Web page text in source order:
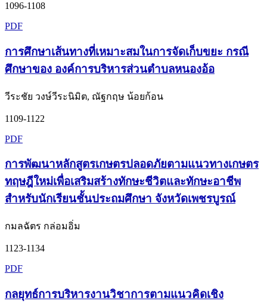
1096-1108
PDF
การศึกษาเส้นทางที่เหมาะสมในการจัดเก็บขยะ กรณี
ศึกษาของ องค์การบริหารส่วนตำบลหนองอ้อ
วีระชัย วงษ์วีระนิมิต, ณัฐกฤษ น้อยก้อน
1109-1122
PDF
การพัฒนาหลักสูตรเกษตรปลอดภัยตามแนวทางเกษตร
ทฤษฎีใหม่เพื่อเสริมสร้างทักษะชีวิตและทักษะอาชีพ
สำหรับนักเรียนชั้นประถมศึกษา จังหวัดเพชรบูรณ์
กมลฉัตร กล่อมอิ่ม
1123-1134
PDF
กลยุทธ์การบริหารงานวิชาการตามแนวคิดเชิง